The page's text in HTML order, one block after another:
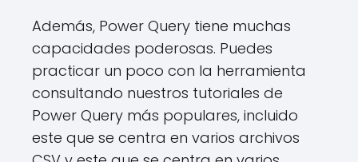
Además, Power Query tiene muchas
capacidades poderosas. Puedes
practicar un poco con la herramienta
consultando nuestros tutoriales de
Power Query más populares, incluido
este que se centra en varios archivos